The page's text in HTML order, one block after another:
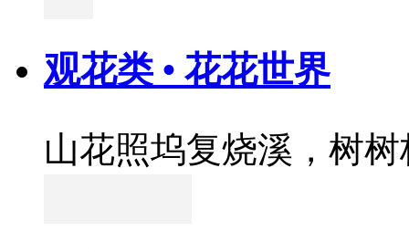
观花类 • 花花世界
山花照坞复烧溪，树